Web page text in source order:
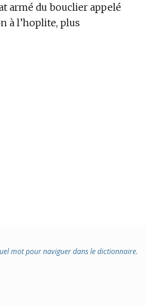
armé du bouclier appelé
à l’hoplite, plus
mot pour naviguer dans le dictionnaire.